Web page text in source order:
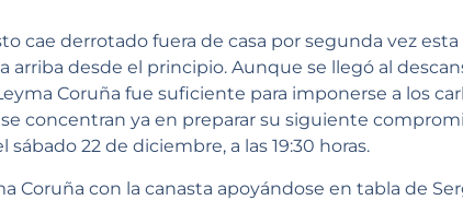
cae derrotado fuera de casa por segunda vez
arriba desde el principio. Aunque se llegó al
Coruña fue suficiente para imponerse a los
concentran ya en preparar su siguiente
sábado 22 de diciembre, a las 19:30 horas.
Coruña con la canasta apoyándose en tabla de